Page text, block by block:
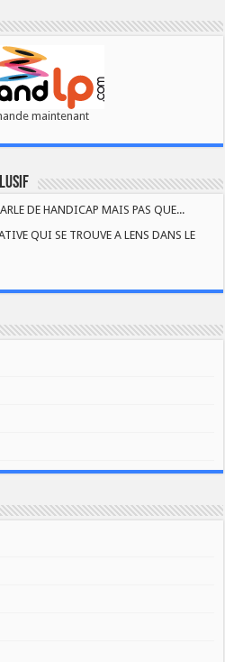
maintenant
DE HANDICAP MAIS PAS QUE...
QUI SE TROUVE A LENS DANS LE